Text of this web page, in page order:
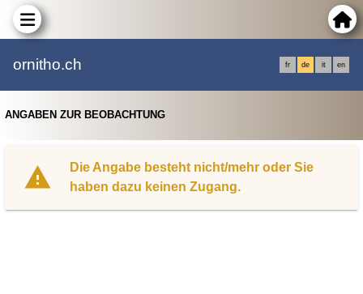
ornitho.ch fr de it en
ANGABEN ZUR BEOBACHTUNG
Die Angabe besteht nicht/mehr oder Sie
haben dazu keinen Zugang.